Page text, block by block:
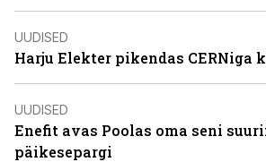
UUDISED
Harju Elekter pikendas CERNiga
UUDISED
Enefit avas Poolas oma seni
päikesepargi